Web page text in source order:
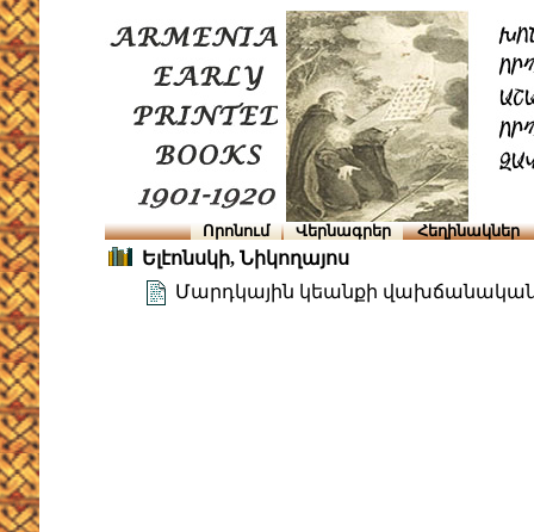
Որոնում Վերնագրեր Հեղինակներ
Ելէոնսկի, Նիկողայոս
Մարդկային կեանքի